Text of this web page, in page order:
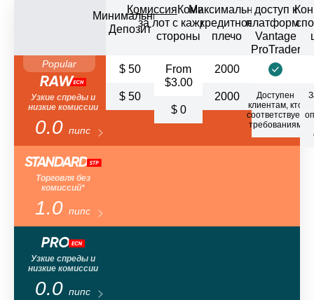
Popular
Узкие спреды и
низкие комиссии
0.0пипс
Торговля без
комиссий*
1.0пипс
Узкие спреды и
низкие комиссии
0.0пипс
Минимальный
Депозит
$ 50
$ 50
КомиссияКомиссия/
за лот с каждой
стороны
From
$3.00
$ 0
Максимальное
кредитное
плечо
2000
2000
доступ к
платформе
Vantage
ProTrader
Доступен
клиентам, кто
соответствует
требованиям